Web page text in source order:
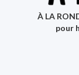
À LA
pour